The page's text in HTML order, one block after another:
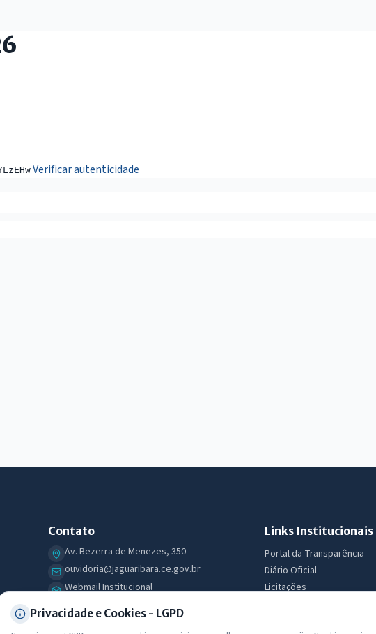
Verificar autenticidade
Contato
Av. Bezerra de Menezes, 350
ouvidoria@jaguaribara.ce.gov.br
Webmail Institucional
Segunda a Sexta 07:30 as 13:30
Links Institucionais
Portal da Transparência
Diário Oficial
Licitações
Privacidade e Cookies - LGPD